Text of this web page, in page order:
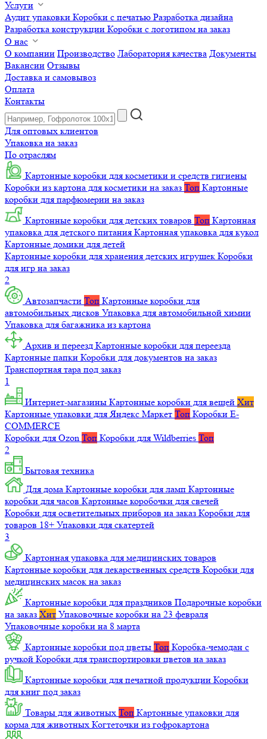
Услуги
Аудит упаковки Коробки с печатью Разработка дизайна
Разработка конструкции Коробки с логотипом на заказ
О нас
О компании Производство Лаборатория качества Документы
Вакансии Отзывы
Доставка и самовывоз
Оплата
Контакты
Для оптовых клиентов
Упаковка на заказ
По отраслям
Картонные коробки для косметики и средств гигиены
Коробки из картона для косметики на заказ Топ Картонные
коробки для парфюмерии на заказ
Картонные коробки для детских товаров Топ Картонная
упаковка для детского питания Картонная упаковка для кукол
Картонные домики для детей
Картонные коробки для хранения детских игрушек Коробки
для игр на заказ
2
Автозапчасти Топ Картонные коробки для
автомобильных дисков Упаковка для автомобильной химии
Упаковка для багажника из картона
Архив и переезд Картонные коробки для переезда
Картонные папки Коробки для документов на заказ
Транспортная тара под заказ
1
Интернет-магазины Картонные коробки для вещей Хит
Картонные упаковки для Яндекс Маркет Топ Коробки E-
COMMERCE
Коробки для Ozon Топ Коробки для Wildberries Топ
2
Бытовая техника
Для дома Картонные коробки для ламп Картонные
коробки для часов Картонные коробочки для свечей
Коробки для осветительных приборов на заказ Коробки для
товаров 18+ Упаковки для скатертей
3
Картонная упаковка для медицинских товаров
Картонные коробки для лекарственных средств Коробки для
медицинских масок на заказ
Картонные коробки для праздников Подарочные коробки
на заказ Хит Упаковочные коробки на 23 февраля
Упаковочные коробки на 8 марта
Картонные коробки под цветы Топ Коробка-чемодан с
ручкой Коробки для транспортировки цветов на заказ
Картонные коробки для печатной продукции Коробки
для книг под заказ
Товары для животных Топ Картонные упаковки для
корма для животных Когтеточки из гофрокартона